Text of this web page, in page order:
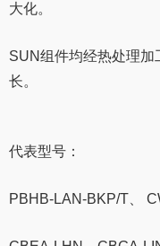
大化。
SUN组件均经热处理加
长。
代表型号：
PBHB-LAN-BKP/T、